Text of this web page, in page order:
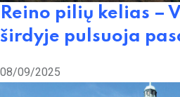
Reino pilių kelias –
širdyje pulsuoja
08/09/2025